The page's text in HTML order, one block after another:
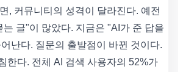
, 커뮤니티의 성격이 달라진다. 예전
는 글"이 많았다. 지금은 "AI가 준 답을
난다. 질문의 출발점이 바뀐 것이다.
한다. 전체 AI 검색 사용자의 52%가